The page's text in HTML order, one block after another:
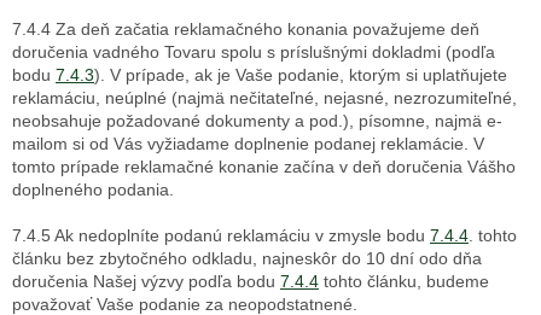
7.4.4 Za deň začatia reklamačného konania považujeme deň
doručenia vadného Tovaru spolu s príslušnými dokladmi (podľa
bodu 7.4.3). V prípade, ak je Vaše podanie, ktorým si uplatňujete
reklamáciu, neúplné (najmä nečitateľné, nejasné, nezrozumiteľné,
neobsahuje požadované dokumenty a pod.), písomne, najmä e-
mailom si od Vás vyžiadame doplnenie podanej reklamácie. V
tomto prípade reklamačné konanie začína v deň doručenia Vášho
doplneného podania.
7.4.5 Ak nedoplníte podanú reklamáciu v zmysle bodu 7.4.4 . tohto
článku bez zbytočného odkladu, najneskôr do 10 dní odo dňa
doručenia Našej výzvy podľa bodu 7.4.4 tohto článku, budeme
považovať Vaše podanie za neopodstatnené.